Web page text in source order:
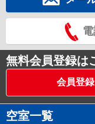
無料会員登録は
会員登録
空室一覧